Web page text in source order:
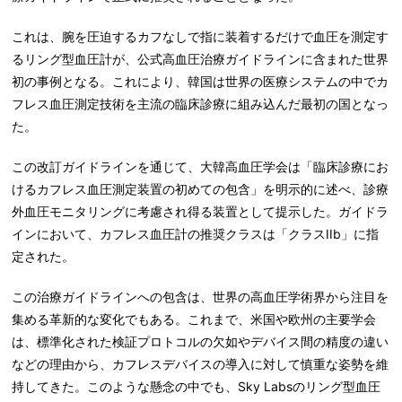
これは、腕を圧迫するカフなしで指に装着するだけで血圧を測定す
るリング型血圧計が、公式高血圧治療ガイドラインに含まれた世界
初の事例となる。これにより、韓国は世界の医療システムの中でカ
フレス血圧測定技術を主流の臨床診療に組み込んだ最初の国となっ
た。
この改訂ガイドラインを通じて、大韓高血圧学会は「臨床診療にお
けるカフレス血圧測定装置の初めての包含」を明示的に述べ、診療
外血圧モニタリングに考慮され得る装置として提示した。ガイドラ
インにおいて、カフレス血圧計の推奨クラスは「クラスIIb」に指
定された。
この治療ガイドラインへの包含は、世界の高血圧学術界から注目を
集める革新的な変化でもある。これまで、米国や欧州の主要学会
は、標準化された検証プロトコルの欠如やデバイス間の精度の違い
などの理由から、カフレスデバイスの導入に対して慎重な姿勢を維
持してきた。このような懸念の中でも、Sky Labsのリング型血圧